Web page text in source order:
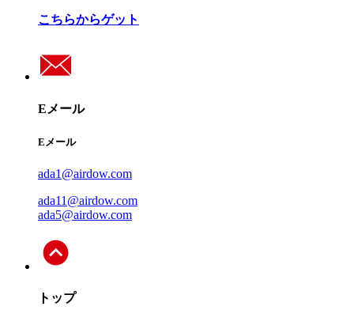
こちらからゲット
Eメール
Eメール
ada1@airdow.com
ada11@airdow.com
ada5@airdow.com
トップ